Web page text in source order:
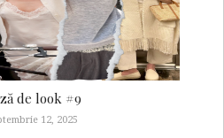
de look #9
12, 2025